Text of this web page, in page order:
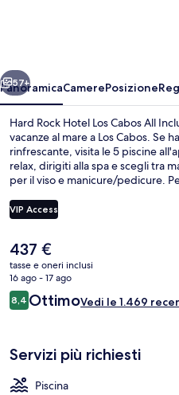
All
Inclusive
Avanti
57+
PanoramicaCamerePosizione
Hard Rock Hotel Los Cabos All
vacanze al mare a Los Cabos. Se
rinfrescante, visita le 5 piscine
relax, dirigiti alla spa e scegli tra
per il viso e manicure/pedicure.
dotazioni di questo hotel di lusso
(gratuito), un bar a bordo piscina
VIP Access
Il
prezzo
attuale
è
437 €
437 €
tasse e oneri inclusi
16 ago - 17 ago
Recensioni
8,48,4 su 10
OttimoVedi le 1.469
Servizi più richiesti
Piscina